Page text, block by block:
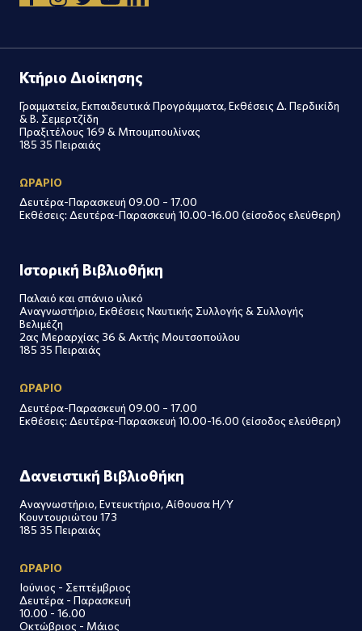
Κτήριο Διοίκησης
Γραμματεία, Εκπαιδευτικά Προγράμματα, Εκθέσεις Δ. Περδικίδη
& Β. Σεμερτζίδη
Πραξιτέλους 169 & Μπουμπουλίνας
185 35 Πειραιάς
ΩΡΑΡΙΟ
Δευτέρα-Παρασκευή 09.00 – 17.00
Εκθέσεις: Δευτέρα-Παρασκευή 10.00-16.00 (είσοδος ελεύθερη)
Ιστορική Βιβλιοθήκη
Παλαιό και σπάνιο υλικό
Αναγνωστήριο, Εκθέσεις Ναυτικής Συλλογής & Συλλογής
Βελιμέζη
2ας Μεραρχίας 36 & Ακτής Μουτσοπούλου
185 35 Πειραιάς
ΩΡΑΡΙΟ
Δευτέρα-Παρασκευή 09.00 – 17.00
Εκθέσεις: Δευτέρα-Παρασκευή 10.00-16.00 (είσοδος ελεύθερη)
Δανειστική Βιβλιοθήκη
Αναγνωστήριο, Εντευκτήριο, Αίθουσα Η/Υ
Κουντουριώτου 173
185 35 Πειραιάς
ΩΡΑΡΙΟ
Ιούνιος - Σεπτέμβριος
Δευτέρα - Παρασκευή
10.00 - 16.00
Οκτώβριος - Μάιος